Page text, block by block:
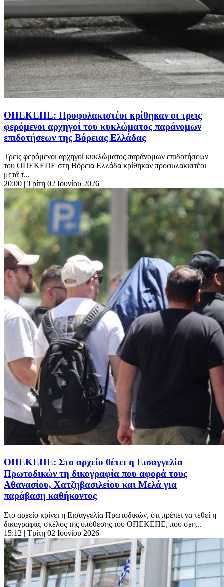
ΟΠΕΚΕΠΕ: Προφυλακιστέοι κρίθηκαν οι τρεις
φερόμενοι αρχηγοί του κυκλώματος παράνομων
επιδοτήσεων της Βόρειας Ελλάδας
Τρεις φερόμενοι αρχηγοί κυκλώματος παράνομων επιδοτήσεων
του ΟΠΕΚΕΠΕ στη Βόρεια Ελλάδα κρίθηκαν προφυλακιστέοι
μετά τ...
20:00 | Τρίτη 02 Ιουνίου 2026
ΟΠΕΚΕΠΕ: Στο αρχείο θέτει η Εισαγγελία
Πρωτοδικών τη δικογραφία που αφορά τους
Αθανασίου, Χατζηβασιλείου και Μελά για
παράβαση καθήκοντος
Στο αρχείο κρίνει η Εισαγγελία Πρωτοδικών, ότι πρέπει να τεθεί η
δικογραφία, σκέλος της υπόθεσης του ΟΠΕΚΕΠΕ, που σχη...
15:12 | Τρίτη 02 Ιουνίου 2026